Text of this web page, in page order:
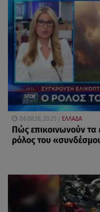
06.08.26, 20:25 ΕΛΛΑΔΑ
Πώς επικοινωνούν τα
ρόλος του